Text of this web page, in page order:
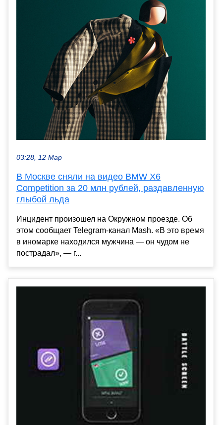
03:28, 12 Мар
В Москве сняли на видео BMW X6
Competition за 20 млн рублей, раздавленную
глыбой льда
Инцидент произошел на Окружном проезде. Об
этом сообщает Telegram-канал Mash. «В это время
в иномарке находился мужчина — он чудом не
пострадал», — г...